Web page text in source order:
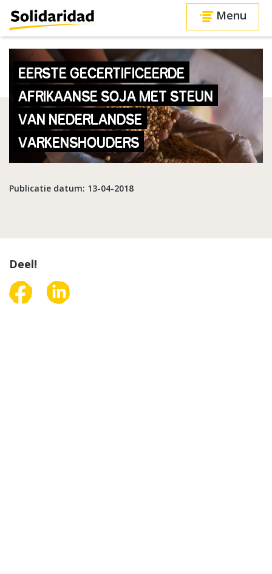
Menu
EERSTE GECERTIFICEERDE
AFRIKAANSE SOJA MET STEUN
VAN NEDERLANDSE
VARKENSHOUDERS
Publicatie datum: 13-04-2018
Deel!